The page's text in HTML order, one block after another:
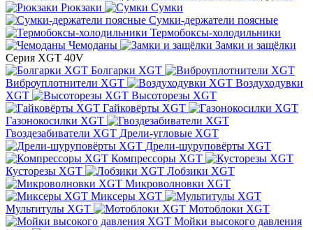
Рюкзаки
Сумки
Сумки-держатели поясные
Термобоксы-холодильники
Чемоданы
Замки и защёлки
Серия XGT 40V
Болгарки XGT
Виброуплотнители XGT
Воздуходувки
XGT
Высоторезы XGT
Гайковёрты XGT
Газонокосилки XGT
Гвоздезабиватели XGT Дрели-угловые XGT
Дрели-шуруповёрты XGT
Компрессоры XGT
Кусторезы XGT
Лобзики XGT
Микроволновки XGT
Миксеры XGT
Мультитулы XGT
Мотоблоки XGT
Мойки высокого давления